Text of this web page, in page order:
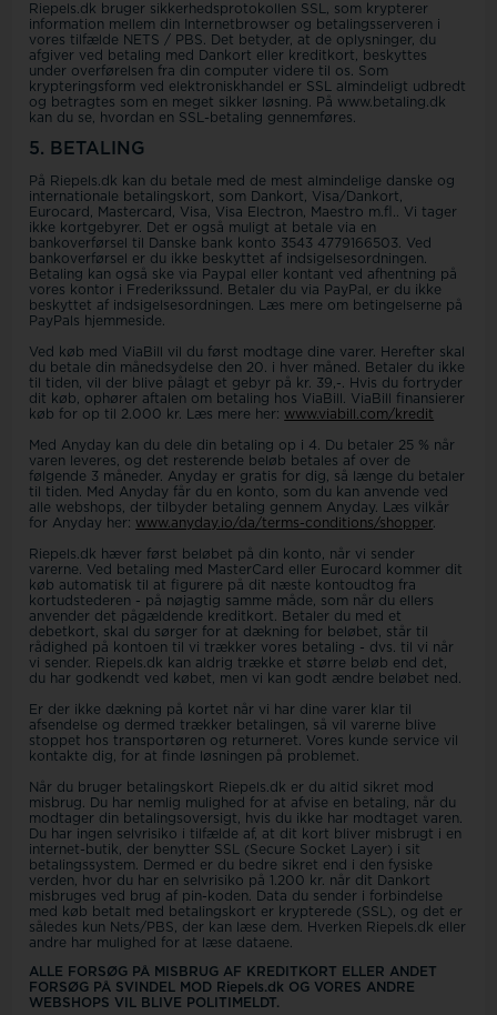
Riepels.dk bruger sikkerhedsprotokollen SSL, som krypterer
information mellem din Internetbrowser og betalingsserveren i
vores tilfælde NETS / PBS. Det betyder, at de oplysninger, du
afgiver ved betaling med Dankort eller kreditkort, beskyttes
under overførelsen fra din computer videre til os. Som
krypteringsform ved elektroniskhandel er SSL almindeligt udbredt
og betragtes som en meget sikker løsning. På www.betaling.dk
kan du se, hvordan en SSL-betaling gennemføres.
5. BETALING
På Riepels.dk kan du betale med de mest almindelige danske og
internationale betalingskort, som Dankort, Visa/Dankort,
Eurocard, Mastercard, Visa, Visa Electron, Maestro m.fl.. Vi tager
ikke kortgebyrer. Det er også muligt at betale via en
bankoverførsel til Danske bank konto 3543 4779166503. Ved
bankoverførsel er du ikke beskyttet af indsigelsesordningen.
Betaling kan også ske via Paypal eller kontant ved afhentning på
vores kontor i Frederikssund. Betaler du via PayPal, er du ikke
beskyttet af indsigelsesordningen. Læs mere om betingelserne på
PayPals hjemmeside.
Ved køb med ViaBill vil du først modtage dine varer. Herefter skal
du betale din månedsydelse den 20. i hver måned. Betaler du ikke
til tiden, vil der blive pålagt et gebyr på kr. 39,-. Hvis du fortryder
dit køb, ophører aftalen om betaling hos ViaBill. ViaBill finansierer
køb for op til 2.000 kr. Læs mere her: www.viabill.com/kredit
Med Anyday kan du dele din betaling op i 4. Du betaler 25 % når
varen leveres, og det resterende beløb betales af over de
følgende 3 måneder. Anyday er gratis for dig, så længe du betaler
til tiden. Med Anyday får du en konto, som du kan anvende ved
alle webshops, der tilbyder betaling gennem Anyday. Læs vilkår
for Anyday her: www.anyday.io/da/terms-conditions/shopper.
Riepels.dk hæver først beløbet på din konto, når vi sender
varerne. Ved betaling med MasterCard eller Eurocard kommer dit
køb automatisk til at figurere på dit næste kontoudtog fra
kortudstederen - på nøjagtig samme måde, som når du ellers
anvender det pågældende kreditkort. Betaler du med et
debetkort, skal du sørger for at dækning for beløbet, står til
rådighed på kontoen til vi trækker vores betaling - dvs. til vi når
vi sender. Riepels.dk kan aldrig trække et større beløb end det,
du har godkendt ved købet, men vi kan godt ændre beløbet ned.
Er der ikke dækning på kortet når vi har dine varer klar til
afsendelse og dermed trækker betalingen, så vil varerne blive
stoppet hos transportøren og returneret. Vores kunde service vil
kontakte dig, for at finde løsningen på problemet.
Når du bruger betalingskort Riepels.dk er du altid sikret mod
misbrug. Du har nemlig mulighed for at afvise en betaling, når du
modtager din betalingsoversigt, hvis du ikke har modtaget varen.
Du har ingen selvrisiko i tilfælde af, at dit kort bliver misbrugt i en
internet-butik, der benytter SSL (Secure Socket Layer) i sit
betalingssystem. Dermed er du bedre sikret end i den fysiske
verden, hvor du har en selvrisiko på 1.200 kr. når dit Dankort
misbruges ved brug af pin-koden. Data du sender i forbindelse
med køb betalt med betalingskort er krypterede (SSL), og det er
således kun Nets/PBS, der kan læse dem. Hverken Riepels.dk eller
andre har mulighed for at læse dataene.
ALLE FORSØG PÅ MISBRUG AF KREDITKORT ELLER ANDET
FORSØG PÅ SVINDEL MOD Riepels.dk OG VORES ANDRE
WEBSHOPS VIL BLIVE POLITIMELDT.